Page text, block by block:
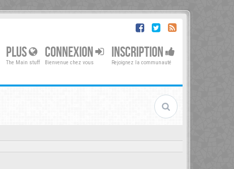
PLUS
The Main stuff
CONNEXION
Bienvenue chez vous
INSCRIPTION
Rejoignez la communauté